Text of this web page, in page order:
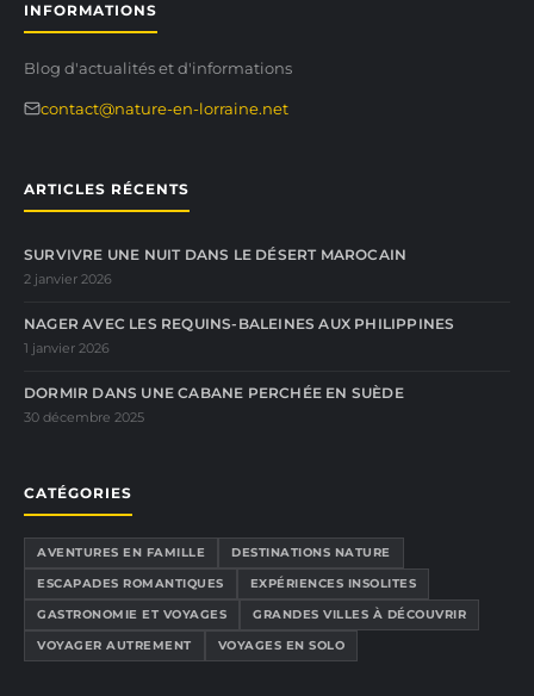
INFORMATIONS
Blog d'actualités et d'informations
contact@nature-en-lorraine.net
ARTICLES RÉCENTS
SURVIVRE UNE NUIT DANS LE DÉSERT MAROCAIN
2 janvier 2026
NAGER AVEC LES REQUINS-BALEINES AUX PHILIPPINES
1 janvier 2026
DORMIR DANS UNE CABANE PERCHÉE EN SUÈDE
30 décembre 2025
CATÉGORIES
AVENTURES EN FAMILLE
DESTINATIONS NATURE
ESCAPADES ROMANTIQUES
EXPÉRIENCES INSOLITES
GASTRONOMIE ET VOYAGES
GRANDES VILLES À DÉCOUVRIR
VOYAGER AUTREMENT
VOYAGES EN SOLO